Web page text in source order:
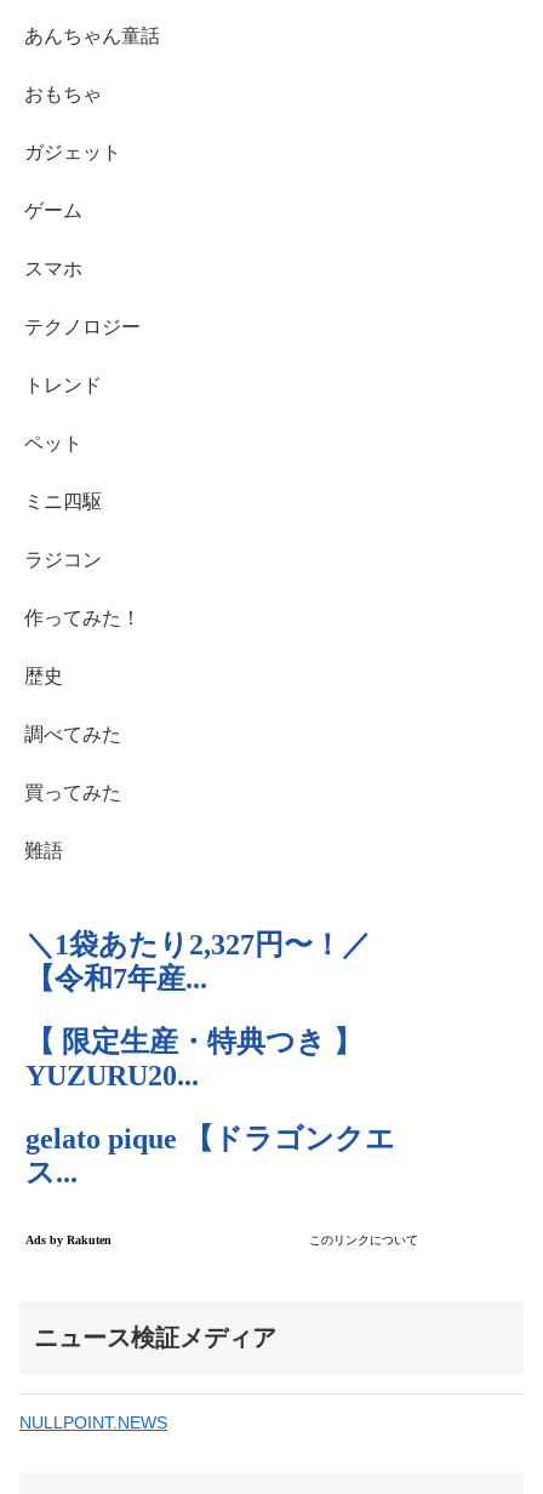
あんちゃん童話
おもちゃ
ガジェット
ゲーム
スマホ
テクノロジー
トレンド
ペット
ミニ四駆
ラジコン
作ってみた！
歴史
調べてみた
買ってみた
難語
ニュース検証メディア
NULLPOINT.NEWS